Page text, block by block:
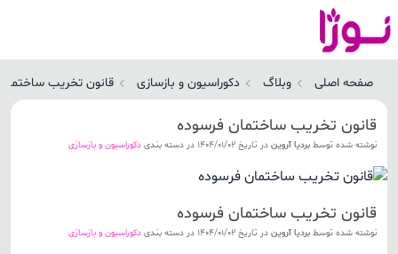
صفحه اصلی وبلاگ دکوراسیون و بازسازی قانون تخریب
قانون تخریب ساختمان فرسوده
نوشته شده توسط بردیا آروین در تاریخ 1404/01/02 در دسته بندی دکوراسیون و بازسازی
قانون تخریب ساختمان فرسوده
نوشته شده توسط بردیا آروین در تاریخ 1404/01/02 در دسته بندی دکوراسیون و بازسازی